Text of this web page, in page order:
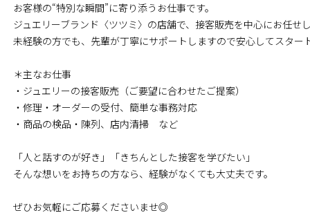
お客様の“特別な瞬間”に寄り添うお仕事です。
ジュエリーブランド〈ツツミ〉の店舗で、接客販売を中心にお任せし
未経験の方でも、先輩が丁寧にサポートしますので安心してスター
＊主なお仕事
・ジュエリーの接客販売（ご要望に合わせたご提案）
・修理・オーダーの受付、簡単な事務対応
・商品の検品・陳列、店内清掃 など
「人と話すのが好き」「きちんとした接客を学びたい」
そんな想いをお持ちの方なら、経験がなくても大丈夫です。
ぜひお気軽にご応募くださいませ◎